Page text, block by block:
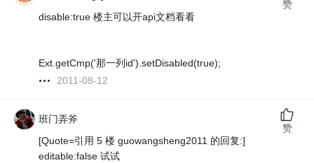
disable:true 楼主可以开api文档看看
Ext.getCmp('那一列id').setDisabled(true);
2011-08-12
赞
班门弄斧
[Quote=引用 5 楼 guowangsheng2011 的回复:]
editable:false 试试
赞